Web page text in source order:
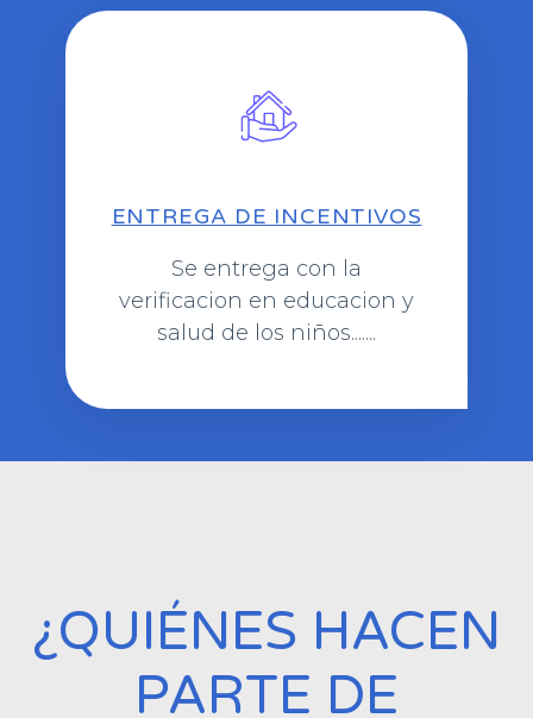
ENTREGA DE INCENTIVOS
Se entrega con la
verificacion en educacion y
salud de los niños.......
¿QUIÉNES HACEN
PARTE DE